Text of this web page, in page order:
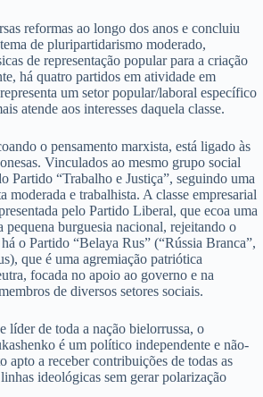
reformas ao longo dos anos e concluiu
de pluripartidarismo moderado,
de representação popular para a criação
há quatro partidos em atividade em
um setor popular/laboral específico
atende aos interesses daquela classe.
o pensamento marxista, está ligado às
Vinculados ao mesmo grupo social
Partido “Trabalho e Justiça”, seguindo uma
moderada e trabalhista. A classe empresarial
pelo Partido Liberal, que ecoa uma
burguesia nacional, rejeitando o
o Partido “Belaya Rus” (“Rússia Branca”,
que é uma agremiação patriótica
focada no apoio ao governo e na
de diversos setores sociais.
líder de toda a nação bielorrussa, o
é um político independente e não-
apto a receber contribuições de todas as
ideológicas sem gerar polarização